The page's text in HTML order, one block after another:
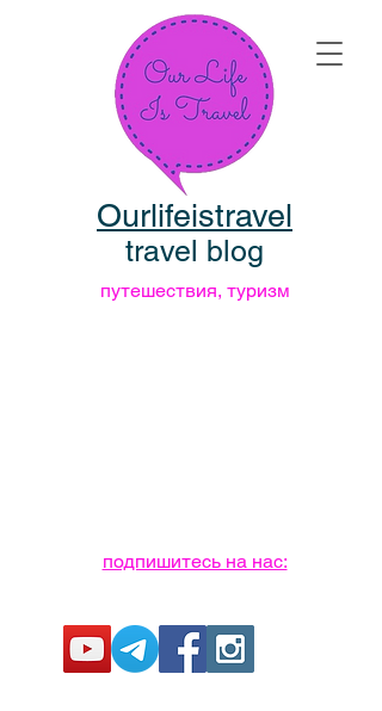
Ourlifeistravel
travel blog
путешествия, туризм
подпишитесь на нас: